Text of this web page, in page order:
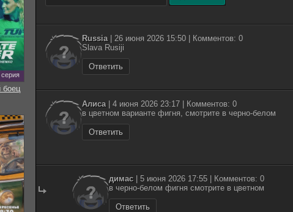
Russia| 26 июня 2026 15:50 | Комментов: 0
Slava Rusiji
Ответить
Алиса| 4 июня 2026 23:17 | Комментов: 0
в цветном варианте фигня, смотрите в черно-белом
Ответить
димас| 5 июня 2026 17:55 | Комментов: 0
в черно-белом фигня смотрите в цветном
Ответить
серия
боец